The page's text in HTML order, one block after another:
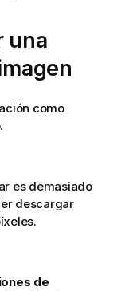
una
como
es demasiado
descargar
de